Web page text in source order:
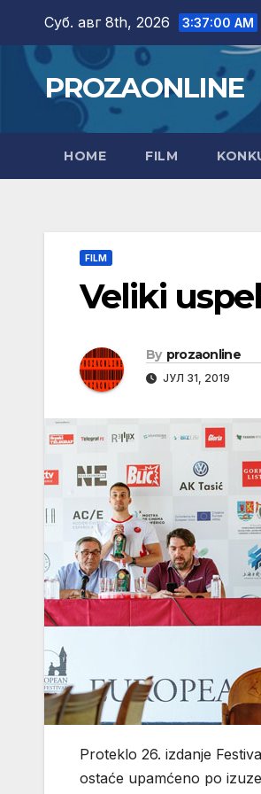
content
Суб. авг 8th, 2026 3:37:01 AM
PROZAONLINE
HOME FILM
FILM
Veliki
By prozaonline
ЈУЛ 31, 2019
Proteklo 26. izdanje
ostaće upamćeno po